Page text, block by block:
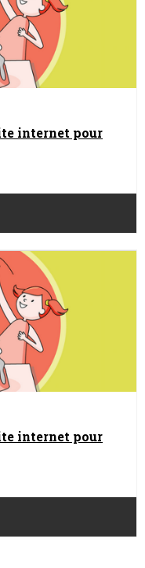
internet pour
internet pour